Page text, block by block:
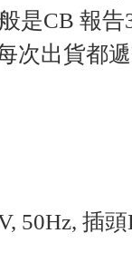
是CB 報告
次出貨都
50Hz, 插頭